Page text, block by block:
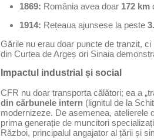
1869: România avea doar 172 km
1914: Rețeaua ajunsese la peste
Gările nu erau doar puncte de tranzit,
din Curtea de Argeș ori Sinaia
Impactul industrial și social
CFR nu doar transporta călători; ea a
din cărbunele intern (lignitul de la
modernizeze. De asemenea, atelierele
prima generație de muncitori
Război, principalul angajator al țării și